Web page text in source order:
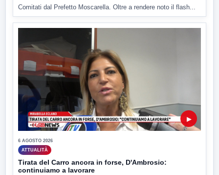
Comitati dal Prefetto Moscarella. Oltre a rendere noto il flash...
▶
6 AGOSTO 2026
ATTUALITÀ
Tirata del Carro ancora in forse, D'Ambrosio:
continuiamo a lavorare